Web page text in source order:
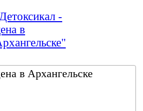
-
в
в Архангельске